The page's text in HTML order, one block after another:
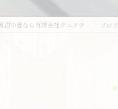
辺の畳なら有限会社タニグチ ブログ